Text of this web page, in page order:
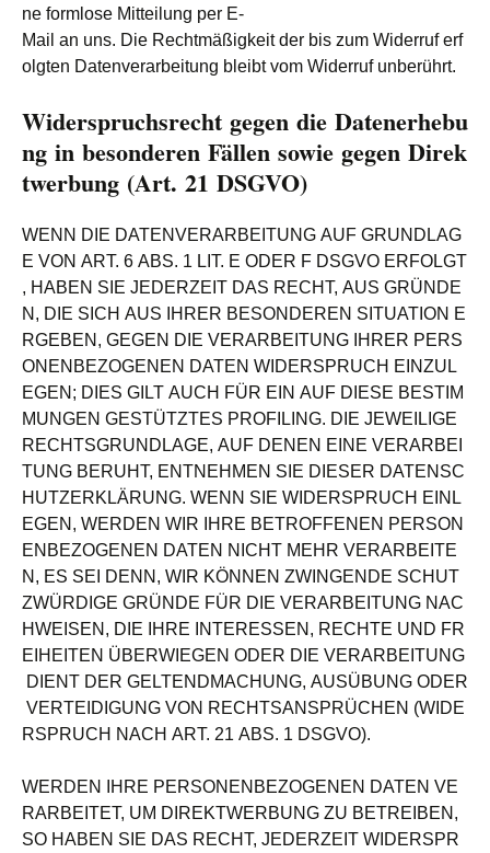
ne formlose Mitteilung per E-
Mail an uns. Die Rechtmäßigkeit der bis zum Widerruf erf
olgten Datenverarbeitung bleibt vom Widerruf unberührt.
Widerspruchsrecht gegen die Datenerhebu
ng in besonderen Fällen sowie gegen Direk
twerbung (Art. 21 DSGVO)
WENN DIE DATENVERARBEITUNG AUF GRUNDLAG
E VON ART. 6 ABS. 1 LIT. E ODER F DSGVO ERFOLGT
, HABEN SIE JEDERZEIT DAS RECHT, AUS GRÜNDE
N, DIE SICH AUS IHRER BESONDEREN SITUATION E
RGEBEN, GEGEN DIE VERARBEITUNG IHRER PERS
ONENBEZOGENEN DATEN WIDERSPRUCH EINZUL
EGEN; DIES GILT AUCH FÜR EIN AUF DIESE BESTIM
MUNGEN GESTÜTZTES PROFILING. DIE JEWEILIGE
RECHTSGRUNDLAGE, AUF DENEN EINE VERARBEI
TUNG BERUHT, ENTNEHMEN SIE DIESER DATENSC
HUTZERKLÄRUNG. WENN SIE WIDERSPRUCH EINL
EGEN, WERDEN WIR IHRE BETROFFENEN PERSON
ENBEZOGENEN DATEN NICHT MEHR VERARBEITE
N, ES SEI DENN, WIR KÖNNEN ZWINGENDE SCHUT
ZWÜRDIGE GRÜNDE FÜR DIE VERARBEITUNG NAC
HWEISEN, DIE IHRE INTERESSEN, RECHTE UND FR
EIHEITEN ÜBERWIEGEN ODER DIE VERARBEITUNG
DIENT DER GELTENDMACHUNG, AUSÜBUNG ODER
VERTEIDIGUNG VON RECHTSANSPRÜCHEN (WIDE
RSPRUCH NACH ART. 21 ABS. 1 DSGVO).
WERDEN IHRE PERSONENBEZOGENEN DATEN VE
RARBEITET, UM DIREKTWERBUNG ZU BETREIBEN,
SO HABEN SIE DAS RECHT, JEDERZEIT WIDERSPR